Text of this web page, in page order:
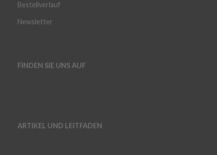
Bestellverlauf
Newsletter
FINDEN SIE UNS AUF
ARTIKEL UND LEITFADEN